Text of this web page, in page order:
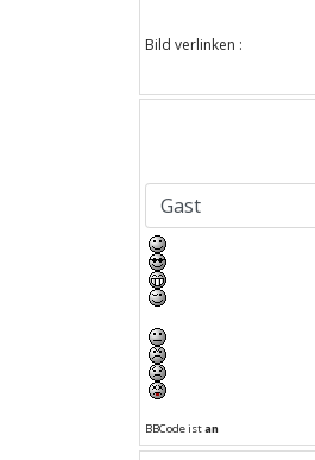
Bild verlinken :
BBCode istan